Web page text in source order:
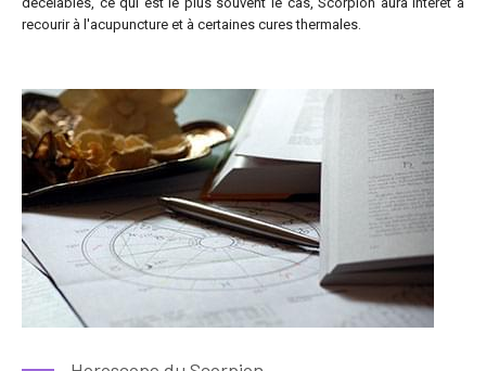
recourir à l'acupuncture et à certaines cures thermales.